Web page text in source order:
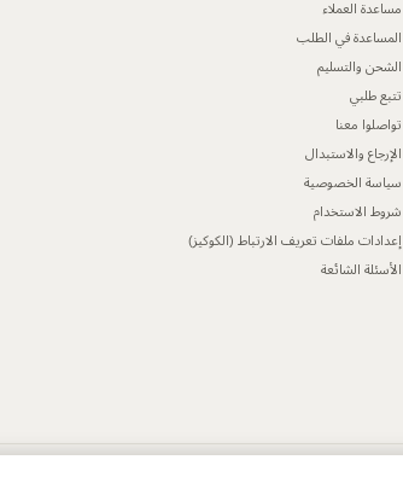
مساعدة العملاء
المساعدة في الطلب
الشحن والتسليم
تتبع طلبي
تواصلوا معنا
الإرجاع والاستبدال
سياسة الخصوصية
شروط الاستخدام
إعدادات ملفات تعريف الارتباط (الكوكيز)
الأسئلة الشائعة